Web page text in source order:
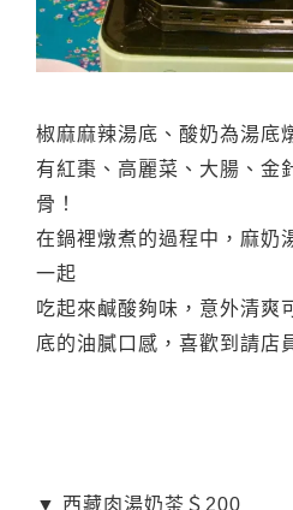
椒麻麻辣湯底、酸奶為湯底
有紅棗、高麗菜、大腸、金
骨！
在鍋裡燉煮的過程中，麻奶
一起
吃起來鹹酸夠味，意外清爽
底的油膩口感，喜歡到請店
▼ 西藏肉湯奶茶＄200